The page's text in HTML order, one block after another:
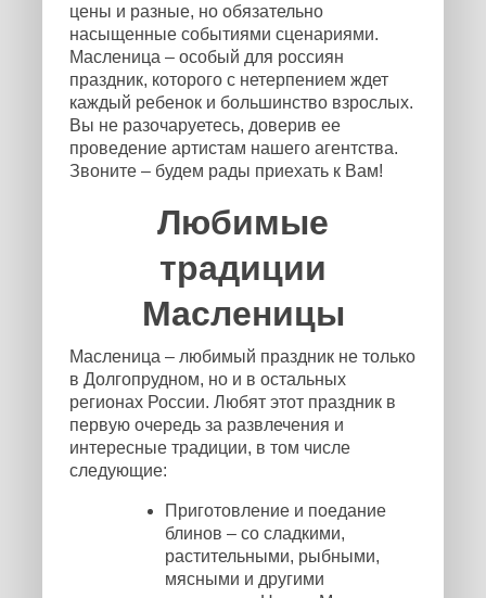
цены и разные, но обязательно
насыщенные событиями сценариями.
Масленица – особый для россиян
праздник, которого с нетерпением ждет
каждый ребенок и большинство взрослых.
Вы не разочаруетесь, доверив ее
проведение артистам нашего агентства.
Звоните – будем рады приехать к Вам!
Любимые
традиции
Масленицы
Масленица – любимый праздник не только
в Долгопрудном, но и в остальных
регионах России. Любят этот праздник в
первую очередь за развлечения и
интересные традиции, в том числе
следующие:
Приготовление и поедание
блинов – со сладкими,
растительными, рыбными,
мясными и другими